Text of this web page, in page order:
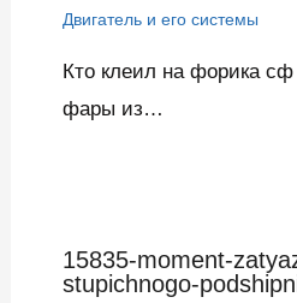
Двигатель и его системы
Кто клеил на форика сф
фары из…
15835-moment-
stupichnogo-